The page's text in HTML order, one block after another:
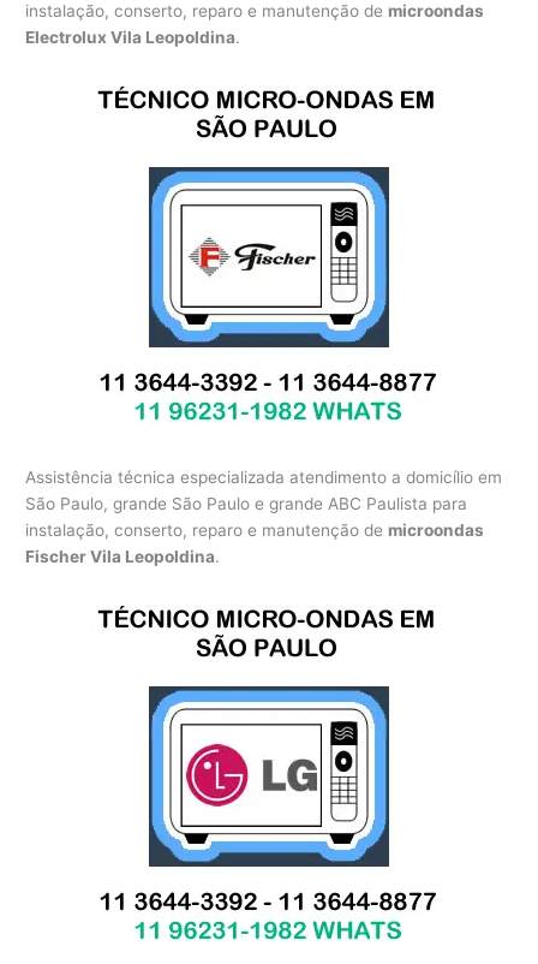
instalação, conserto, reparo e manutenção de microondas
Electrolux Vila Leopoldina.
Assistência técnica especializada atendimento a domicílio em
São Paulo, grande São Paulo e grande ABC Paulista para
instalação, conserto, reparo e manutenção de microondas
Fischer Vila Leopoldina.